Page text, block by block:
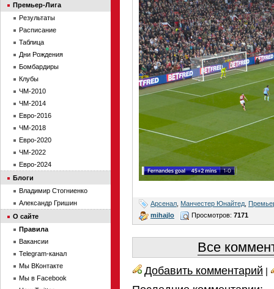
Арсенал Манчестер Юнайтед
mihajlo
Просмотров: 7171
Все
Добавить комментарий |
Премьер-Лига
Результаты
Расписание
Таблица
Дни Рождения
Бомбардиры
Клубы
ЧМ-2010
ЧМ-2014
Евро-2016
ЧМ-2018
Евро-2020
ЧМ-2022
Евро-2024
Блоги
Владимир Стогниенко
Александр Гришин
О сайте
Правила
Вакансии
Telegram-канал
Мы ВКонтакте
Мы в Facebook